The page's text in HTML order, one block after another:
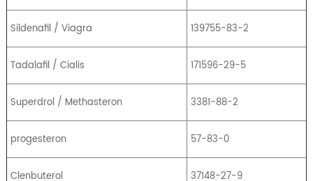
Sildenafil / Viagra 139755-83-2
Tadalafil / Cialis 171596-29-5
Superdrol / Methasteron 3381-88-2
progesteron 57-83-0
Clenbuterol 37148-27-9